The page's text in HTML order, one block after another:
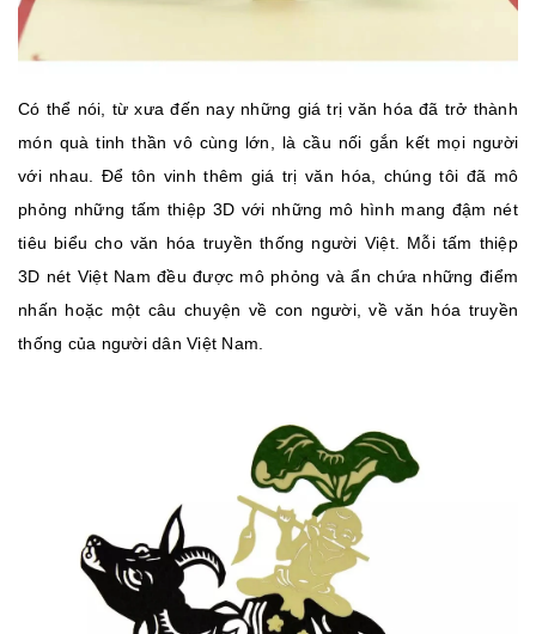
Có thể nói, từ xưa đến nay những giá trị văn hóa đã trở thành
món quà tinh thần vô cùng lớn, là cầu nối gắn kết mọi người
với nhau. Để tôn vinh thêm giá trị văn hóa, chúng tôi đã mô
phỏng những tấm thiệp 3D với những mô hình mang đậm nét
tiêu biểu cho văn hóa truyền thống người Việt. Mỗi tấm thiệp
3D nét Việt Nam đều được mô phỏng và ẩn chứa những điểm
nhấn hoặc một câu chuyện về con người, về văn hóa truyền
thống của người dân Việt Nam.